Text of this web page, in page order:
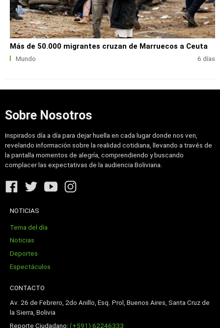
Más de 50.000 migrantes cruzan de Marruecos a Ceuta
Mundo 6 días
Sobre Nosotros
Inspirados día a día para dejar huella en cada lugar donde nos ven,
revelando información sobre la realidad cotidiana, llevando a través de
la pantalla momentos de alegría, comprendiendo y buscando
complacer las expectativas de la audiencia Boliviana.
NOTICIAS
Tema del día
Noticias
Deportes
Espectáculos
CONTACTO
Av. 26 de Febrero, 2do Anillo, Esq. Prol, Buenos Aires, Santa Cruz de
la Sierra, Bolivia
Reporte Ciudadano:(+591) 62246333